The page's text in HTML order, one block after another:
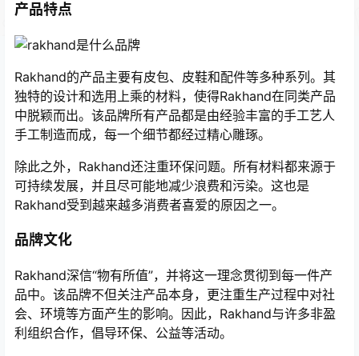
产品特点
Rakhand的产品主要有皮包、皮鞋和配件等多种系列。其
独特的设计和选用上乘的材料，使得Rakhand在同类产品
中脱颖而出。该品牌所有产品都是由经验丰富的手工艺人
手工制造而成，每一个细节都经过精心雕琢。
除此之外，Rakhand还注重环保问题。所有材料都来源于
可持续发展，并且尽可能地减少浪费和污染。这也是
Rakhand受到越来越多消费者喜爱的原因之一。
品牌文化
Rakhand深信“物有所值”，并将这一理念贯彻到每一件产
品中。该品牌不但关注产品本身，更注重生产过程中对社
会、环境等方面产生的影响。因此，Rakhand与许多非盈
利组织合作，倡导环保、公益等活动。